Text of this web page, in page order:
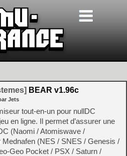
BEAR v1.96c
Jets
tout-en-un pour nullDC
en ligne. Il permet d’assurer une
(Naomi / Atomiswave /
(NES / SNES / Genesis /
Geo Pocket / PSX / Saturn /